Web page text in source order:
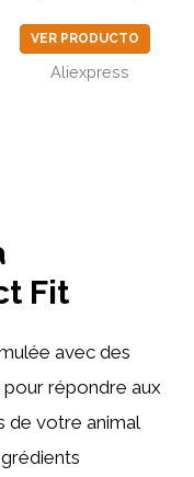
VER PRODUCTO
Aliexpress
Fit
avec des
pour répondre aux
de votre animal